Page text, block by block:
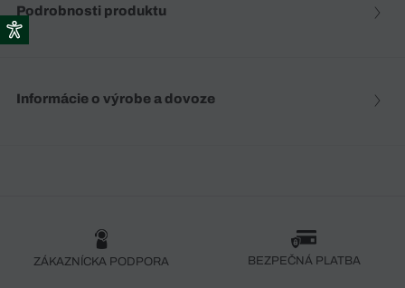
Podrobnosti produktu
Informácie o výrobe a dovoze
ZÁKAZNÍCKA PODPORA BEZPEČNÁ PLATBA